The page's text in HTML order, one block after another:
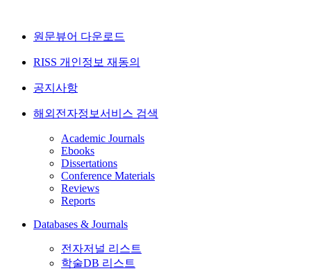
원문뷰어 다운로드
RISS 개인정보 재동의
공지사항
해외전자정보서비스 검색
Academic Journals
Ebooks
Dissertations
Conference Materials
Reviews
Reports
Databases & Journals
전자저널 리스트
학술DB 리스트